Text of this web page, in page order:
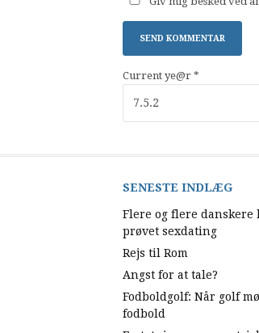
Current ye@r *
SENESTE INDLÆG
Flere og flere danskere
prøvet sexdating
Rejs til Rom
Angst for at tale?
Fodboldgolf: Når golf
fodbold